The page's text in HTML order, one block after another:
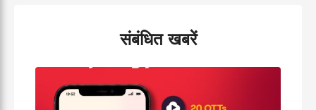
संबंधित खबरें